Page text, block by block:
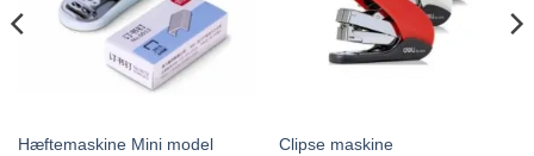
Hæftemaskine Mini model
Clipse maskine